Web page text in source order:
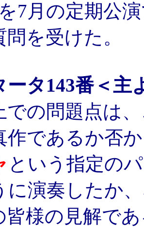
7月の定期公
を受けた。
ータ143番＜主
での問題点は
作であるか否
という指定の
に演奏したか
皆様の見解で